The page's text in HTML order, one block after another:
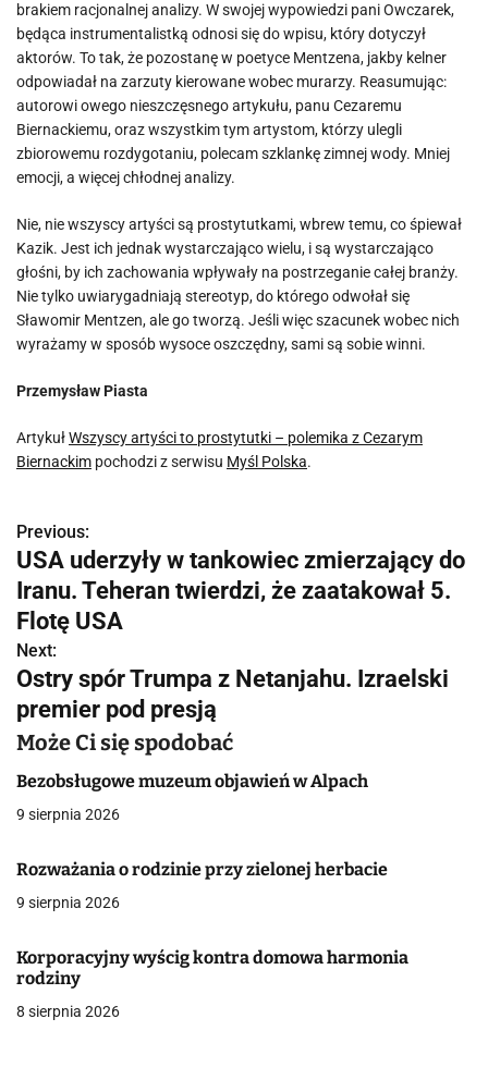
brakiem racjonalnej analizy. W swojej wypowiedzi pani Owczarek,
będąca instrumentalistką odnosi się do wpisu, który dotyczył
aktorów. To tak, że pozostanę w poetyce Mentzena, jakby kelner
odpowiadał na zarzuty kierowane wobec murarzy. Reasumując:
autorowi owego nieszczęsnego artykułu, panu Cezaremu
Biernackiemu, oraz wszystkim tym artystom, którzy ulegli
zbiorowemu rozdygotaniu, polecam szklankę zimnej wody. Mniej
emocji, a więcej chłodnej analizy.
Nie, nie wszyscy artyści są prostytutkami, wbrew temu, co śpiewał
Kazik. Jest ich jednak wystarczająco wielu, i są wystarczająco
głośni, by ich zachowania wpływały na postrzeganie całej branży.
Nie tylko uwiarygadniają stereotyp, do którego odwołał się
Sławomir Mentzen, ale go tworzą. Jeśli więc szacunek wobec nich
wyrażamy w sposób wysoce oszczędny, sami są sobie winni.
Przemysław Piasta
ArtykułWszyscy artyści to prostytutki – polemika z Cezarym
Biernackim pochodzi z serwisu Myśl Polska.
N
a
w
i
g
a
c
j
a
w
p
i
Previous:
USA uderzyły w tankowiec zmierzający do
Iranu. Teheran twierdzi, że zaatakował 5.
Flotę USA
Next:
Ostry spór Trumpa z Netanjahu. Izraelski
premier pod presją
Może Ci się spodobać
Bezobsługowe muzeum objawień w Alpach
9 sierpnia 2026
Rozważania o rodzinie przy zielonej herbacie
9 sierpnia 2026
Korporacyjny wyścig kontra domowa harmonia
rodziny
8 sierpnia 2026